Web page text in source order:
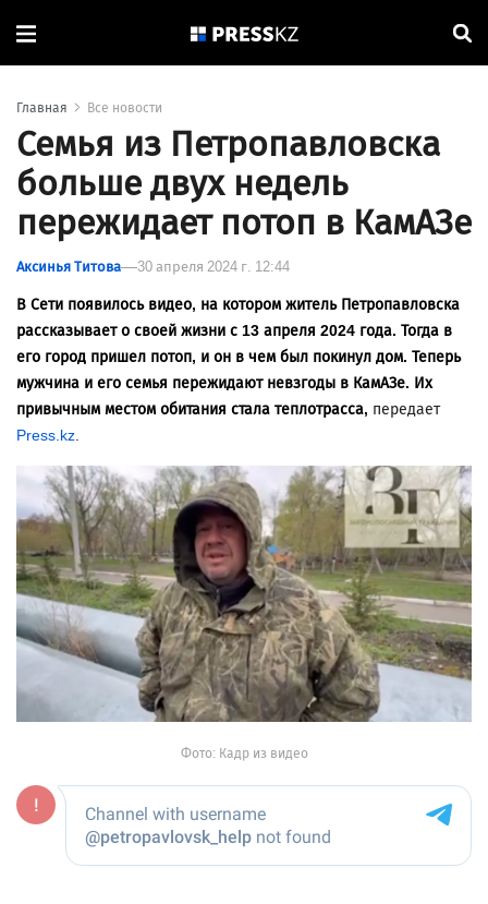
Главная Все новости
Семья из Петропавловска
больше двух недель
пережидает потоп в КамАЗе
Аксинья Титова 30 апреля 2024 г. 12:44
В Сети появилось видео, на котором житель Петропавловска
рассказывает о своей жизни с 13 апреля 2024 года. Тогда в
его город пришел потоп, и он в чем был покинул дом. Теперь
мужчина и его семья пережидают невзгоды в КамАЗе. Их
привычным местом обитания стала теплотрасса, передает
Press.kz.
Фото: Кадр из видео